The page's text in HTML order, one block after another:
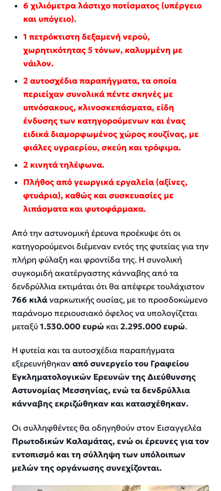
6 χιλιόμετρα λάστιχο ποτίσματος (υπέργειο
και υπόγειο).
1 πετρόκτιστη δεξαμενή νερού,
χωρητικότητας 5 τόνων, καλυμμένη με
νάιλον.
2 αυτοσχέδια παραπήγματα, τα οποία
περιείχαν συνολικά πέντε σκηνές με
υπνόσακους, κλινοσκεπάσματα, είδη
ένδυσης των κατηγορούμενων και ένας
ειδικά διαμορφωμένος χώρος κουζίνας, με
φιάλες υγραερίου, σκεύη και τρόφιμα.
2 κινητά τηλέφωνα.
Πλήθος από γεωργικά εργαλεία (αξίνες,
φτυάρια), καθώς και συσκευασίες με
λιπάσματα και φυτοφάρμακα.
Από την αστυνομική έρευνα προέκυψε ότι οι
κατηγορούμενοι διέμεναν εντός της φυτείας για την
πλήρη φύλαξη και φροντίδα της. Η συνολική
συγκομιδή ακατέργαστης κάνναβης από τα
δενδρύλλια εκτιμάται ότι θα απέφερε τουλάχιστον
766 κιλάναρκωτικής ουσίας, με το προσδοκώμενο
παράνομο περιουσιακό όφελος να υπολογίζεται
μεταξύ1.530.000 ευρώ και2.295.000 ευρώ.
Η φυτεία και τα αυτοσχέδια παραπήγματα
εξερευνήθηκαναπό συνεργείο του Γραφείου
Εγκληματολογικών Ερευνών της Διεύθυνσης
Αστυνομίας Μεσσηνίας, ενώ τα δενδρύλλια
κάνναβης εκριζώθηκαν και κατασχέθηκαν.
Οι συλληφθέντες θα οδηγηθούν στον Εισαγγελέα
Πρωτοδικών Καλαμάτας, ενώ οι έρευνες για τον
εντοπισμό και τη σύλληψη των υπόλοιπων
μελών της οργάνωσης συνεχίζονται.